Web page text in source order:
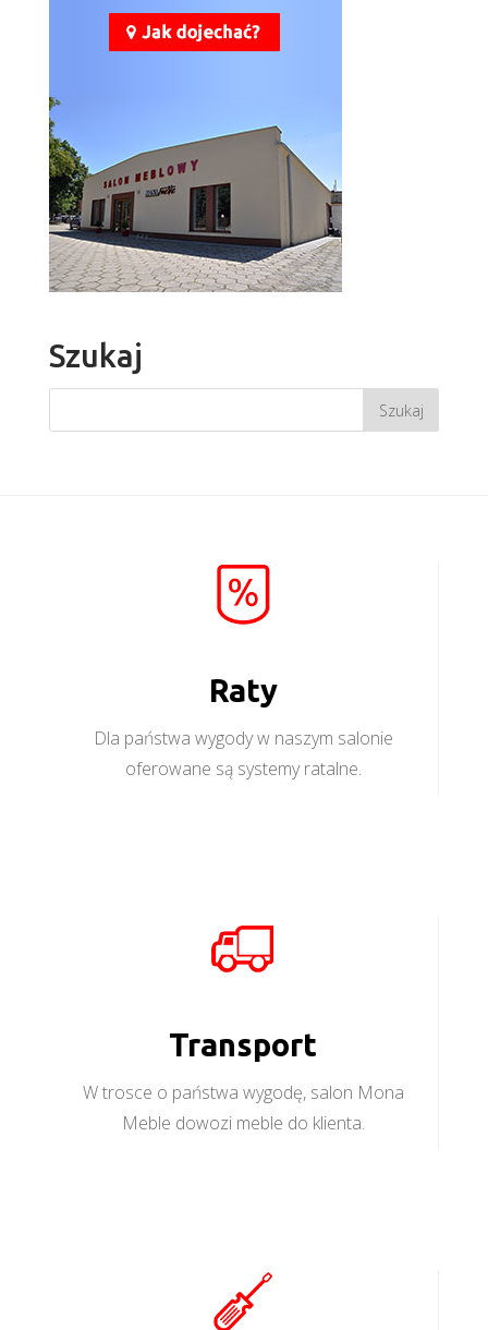
Szukaj
Raty
Dla państwa wygody w naszym salonie
oferowane są systemy ratalne.
Transport
W trosce o państwa wygodę, salon Mona
Meble dowozi meble do klienta.